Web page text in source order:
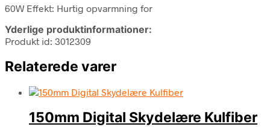
60W Effekt: Hurtig opvarmning for
Yderlige produktinformationer:
Produkt id: 3012309
Relaterede varer
150mm Digital Skydelære Kulfiber